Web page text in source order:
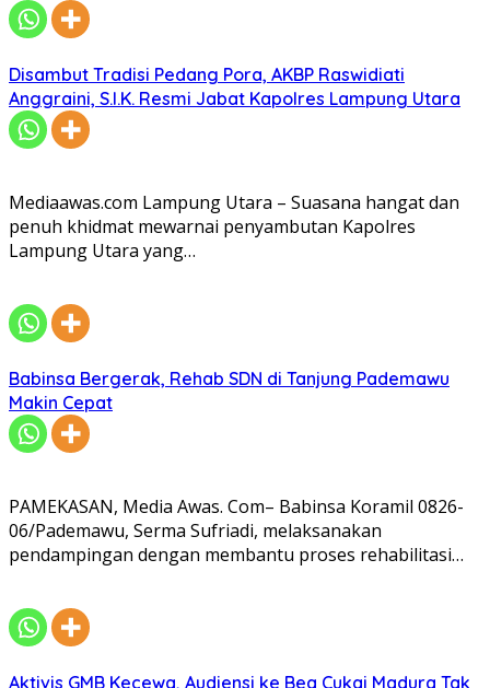
Disambut Tradisi Pedang Pora, AKBP Raswidiati
Anggraini, S.I.K. Resmi Jabat Kapolres Lampung Utara
Mediaawas.com Lampung Utara – Suasana hangat dan
penuh khidmat mewarnai penyambutan Kapolres
Lampung Utara yang…
Babinsa Bergerak, Rehab SDN di Tanjung Pademawu
Makin Cepat
PAMEKASAN, Media Awas. Com– Babinsa Koramil 0826-
06/Pademawu, Serma Sufriadi, melaksanakan
pendampingan dengan membantu proses rehabilitasi…
Aktivis GMB Kecewa, Audiensi ke Bea Cukai Madura Tak